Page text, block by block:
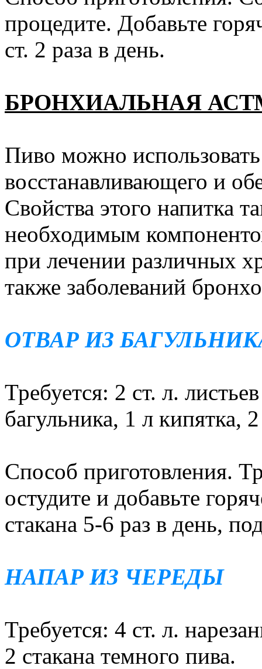
процедите. Добавьте
ст. 2 раза в день.
БРОНХИАЛЬНАЯ
Пиво можно использовать
восстанавливающего и
Свойства этого напитка
необходимым
при лечении различных
также заболеваний
ОТВАР ИЗ
Требуется: 2 ст. л.
багульника, 1 л кипятка,
Способ приготовления.
остудите и добавьте
стакана 5-6 раз в день,
НАПАР ИЗ ЧЕРЕДЫ
Требуется: 4 ст. л.
2 стакана темного пива.